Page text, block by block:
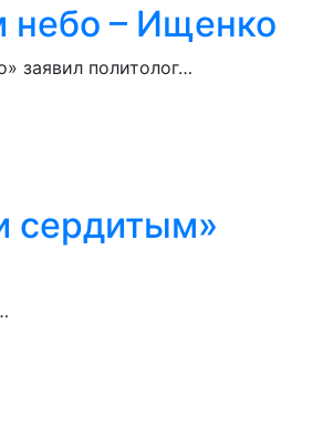
небо – Ищенко
заявил политолог…
сердитым»